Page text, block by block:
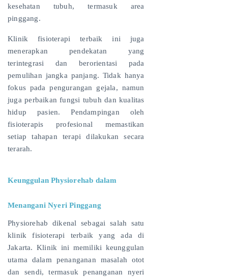
kesehatan tubuh, termasuk area
pinggang.
Klinik fisioterapi terbaik ini juga
menerapkan pendekatan yang
terintegrasi dan berorientasi pada
pemulihan jangka panjang. Tidak hanya
fokus pada pengurangan gejala, namun
juga perbaikan fungsi tubuh dan kualitas
hidup pasien. Pendampingan oleh
fisioterapis profesional memastikan
setiap tahapan terapi dilakukan secara
terarah.
Keunggulan Physiorehab dalam
Menangani Nyeri Pinggang
Physiorehab dikenal sebagai salah satu
klinik fisioterapi terbaik yang ada di
Jakarta. Klinik ini memiliki keunggulan
utama dalam penanganan masalah otot
dan sendi, termasuk penanganan nyeri